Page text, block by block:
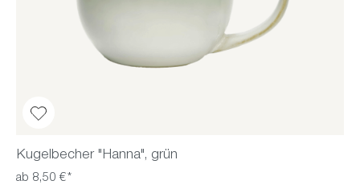
Kugelbecher "Hanna", grün
ab 8,50 €*